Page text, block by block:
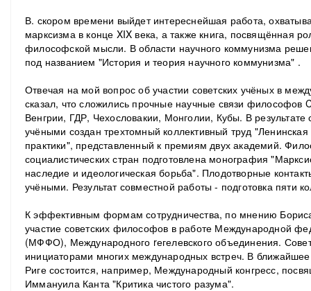
В. скором времени выйдет интереснейшая работа,
марксизма в конце XIX века, а также книга, посвящённая
философской мысли. В области научного коммунизма
под названием "История и теория научного коммунизма" .
Отвечая на мой вопрос об участии советских учёных в
сказал, что сложились прочные научные связи философов
Венгрии, ГДР, Чехословакии, Монголии, Кубы. В
учёными создан трехтомный коллективный труд
практики", представленный к премиям двух академий.
социалистических стран подготовлена монография
наследие и идеологическая борьба". Плодотворные
учёными. Результат совместной работы - подготовка пяти
К эффективным формам сотрудничества, по мнению
участие советских философов в работе Международной
(МФФО), Международного rегелевского объединения.
инициаторами многих международных встреч. В
Риге состоится, например, Международный конгресс,
Иммануила Канта "Критика чистого разума".